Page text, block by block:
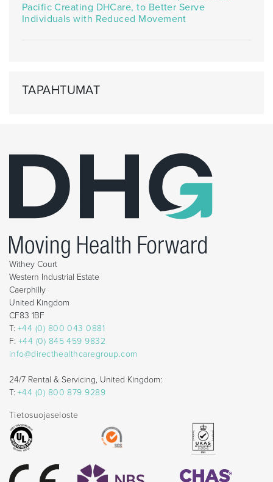
Pacific Creating DHCare, to Better Serve
Individuals with Reduced Movement
TAPAHTUMAT
Withey Court
Western Industrial Estate
Caerphilly
United Kingdom
CF83 1BF
T: +44 (0) 800 043 0881
F: +44 (0) 845 459 9832
info@directhealthcaregroup.com
24/7 Rental & Servicing, United Kingdom:
T: +44 (0) 800 879 9289
Tietosuojaseloste